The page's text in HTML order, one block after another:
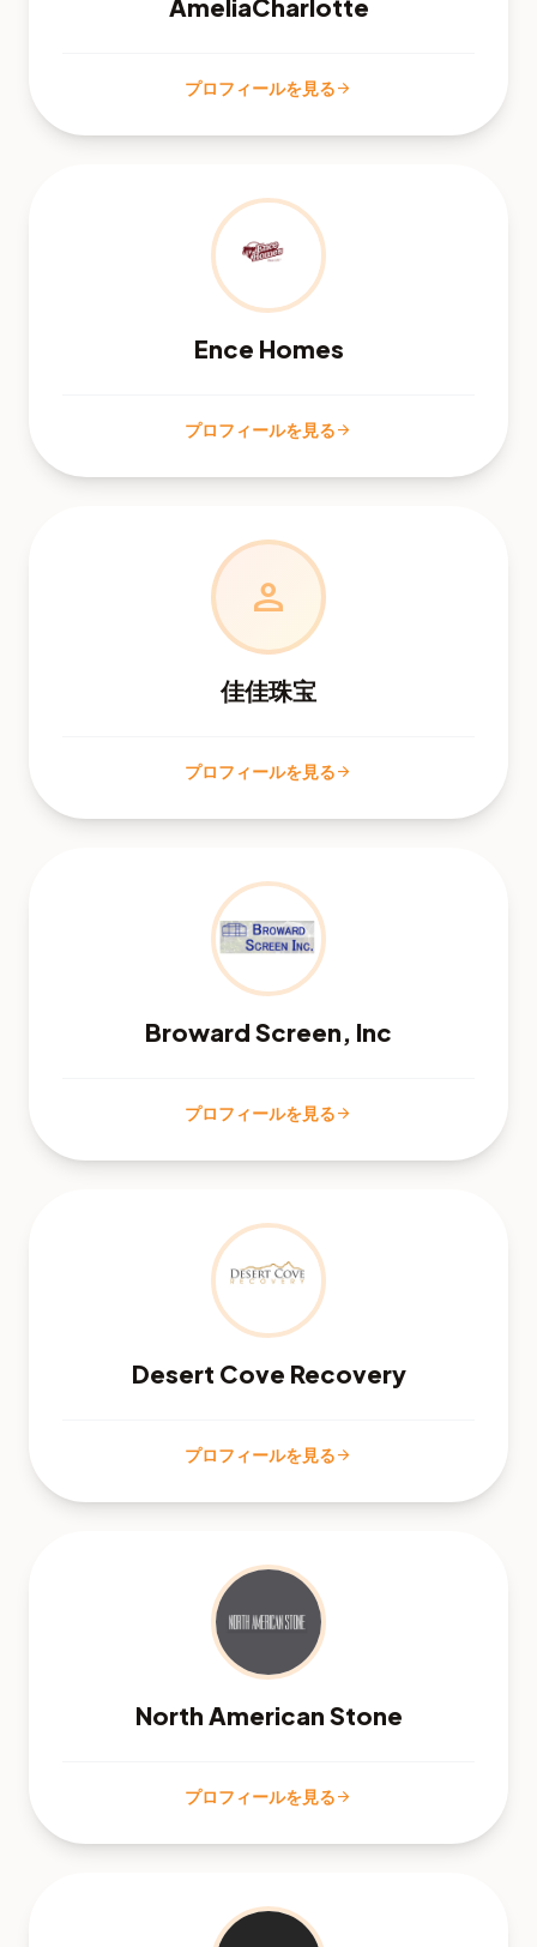
AmeliaCharlotte
プロフィールを見るarrow_forward
Ence Homes
プロフィールを見るarrow_forward
person
佳佳珠宝
プロフィールを見るarrow_forward
Broward Screen, Inc
プロフィールを見るarrow_forward
Desert Cove Recovery
プロフィールを見るarrow_forward
North American Stone
プロフィールを見るarrow_forward